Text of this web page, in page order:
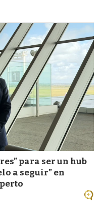
para ser un hub
a seguir” en